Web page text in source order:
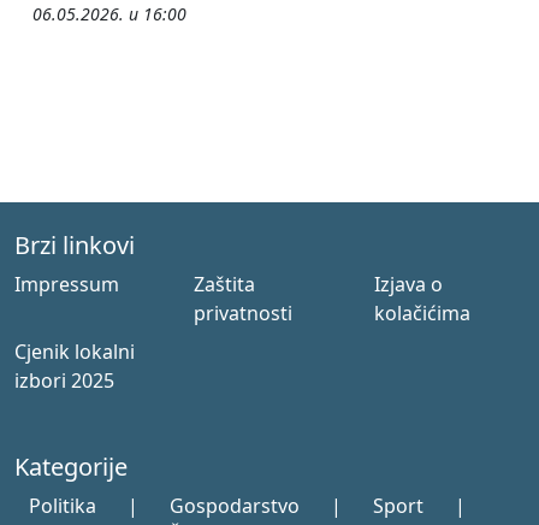
06.05.2026. u 16:00
Brzi linkovi
Impressum
Zaštita
privatnosti
Izjava o
kolačićima
Cjenik lokalni
izbori 2025
Kategorije
Politika | Gospodarstvo | Sport
|